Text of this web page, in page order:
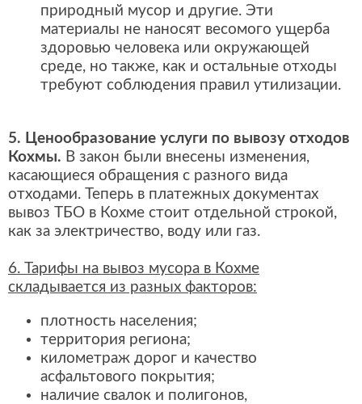
природный мусор и другие. Эти
материалы не наносят весомого ущерба
здоровью человека или окружающей
среде, но также, как и остальные отходы
требуют соблюдения правил утилизации.
5. Ценообразование услуги по вывозу отходов
Кохмы. В закон были внесены изменения,
касающиеся обращения с разного вида
отходами. Теперь в платежных документах
вывоз ТБО в Кохме стоит отдельной строкой,
как за электричество, воду или газ.
6. Тарифы на вывоз мусора в Кохме
складывается из разных факторов:
плотность населения;
территория региона;
километраж дорог и качество
асфальтового покрытия;
наличие свалок и полигонов,